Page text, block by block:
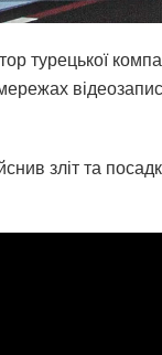
турецької
зліт та